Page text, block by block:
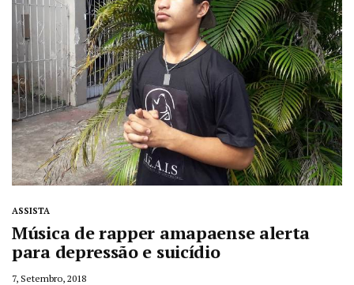
ASSISTA
Música de rapper amapaense alerta
para depressão e suicídio
7, Setembro, 2018